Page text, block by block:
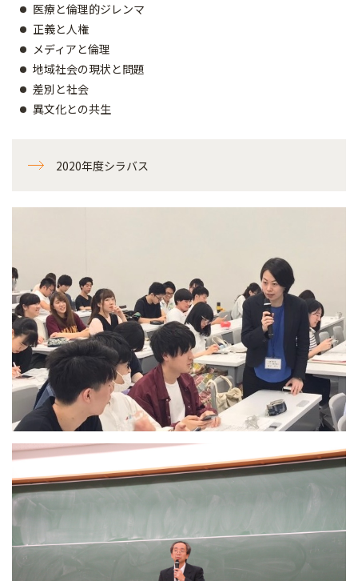
医療と倫理的ジレンマ
正義と人権
メディアと倫理
地域社会の現状と問題
差別と社会
異文化との共生
2020年度シラバス